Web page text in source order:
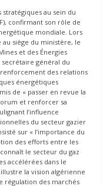
stratégiques au sein du
confirmant son rôle de
mondiale. Lors
au siège du ministère, le
et des Énergies
général du
renforcement des relations
énergétiques
de « passer en revue la
et renforcer sa
l’influence
du secteur gazier
sur « l’importance du
des efforts entre les
le secteur du gaz
accélérées dans le
la vision algérienne
régulation des marchés